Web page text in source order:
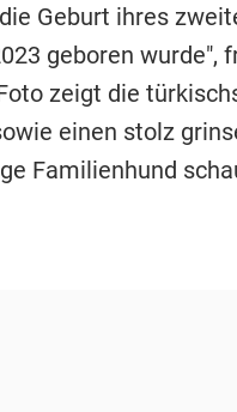
Geburt ihres
geboren wurde",
zeigt die
einen stolz
Familienhund